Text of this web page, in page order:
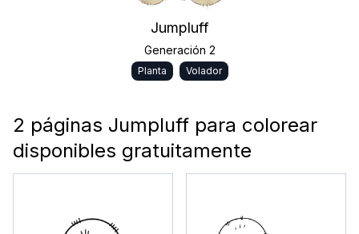
Jumpluff
Generación 2
Planta Volador
2 páginas Jumpluff para colorear
disponibles gratuitamente